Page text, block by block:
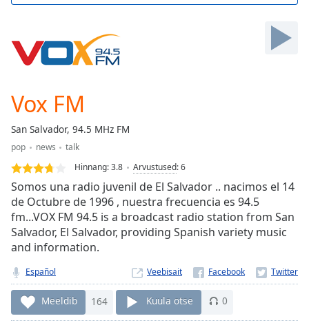
Skip
Forward
Current
Time0:00
Loaded:
0.00%
Stream
Type LIVE
Seek to
live,
currently
behind
Remaining
Time-
Vox FM
San Salvador, 94.5 MHz FM
pop news
talk
Hinnang:3.8 Arvustused:6
Somos una radio juvenil de El Salvador .. nacimos el 14
de Octubre de 1996 , nuestra frecuencia es 94.5
fm...VOX FM 94.5 is a broadcast radio station from San
Salvador, El Salvador, providing Spanish variety music
and information.
Español Veebisait
Meeldib 164 Kuula otse 0